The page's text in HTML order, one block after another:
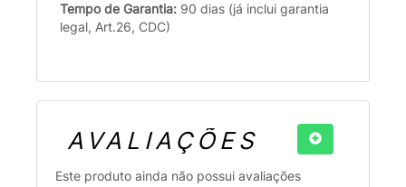
Tempo de Garantia: 90 dias (já inclui garantia
legal, Art.26, CDC)
AVALIAÇÕES
Este produto ainda não possui avaliações